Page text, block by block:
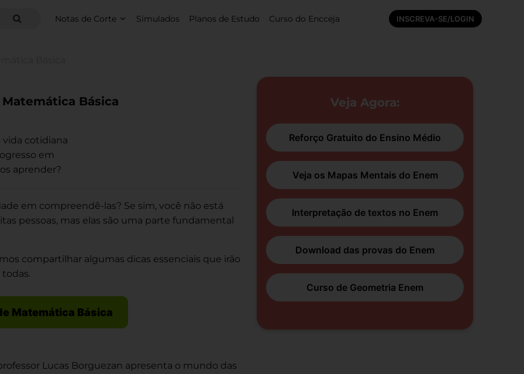
Notas de Corte Simulados Planos de Estudo Curso do Encceja INSCREVA-SE/LOGIN
Básica
vida cotidiana
em
aprender?
em compreendê-las? Se sim, você não está
pessoas, mas elas são uma parte fundamental
compartilhar algumas dicas essenciais que irão
Matemática Básica
Lucas Borguezan apresenta o mundo das
Veja Agora:
Reforço Gratuito do Ensino Médio
Veja os Mapas Mentais do Enem
Interpretação de textos no Enem
Download das provas do Enem
Curso de Geometria Enem